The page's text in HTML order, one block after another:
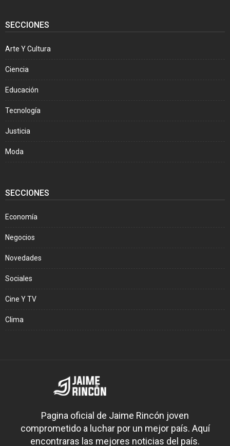
SECCIONES
Arte Y Cultura
Ciencia
Educación
Tecnología
Justicia
Moda
SECCIONES
Economía
Negocios
Novedades
Sociales
Cine Y TV
Clima
Pagina oficial de Jaime Rincón joven
comprometido a luchar por un mejor país. Aquí
encontraras las mejores noticias del país.